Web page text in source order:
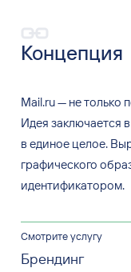
Концепция
Mail.ru — не только
Идея заключается
в единое целое.
графического
идентификатором.
Смотрите услугу
Брендинг